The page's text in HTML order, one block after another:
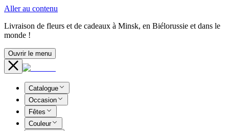
Aller au contenu
Livraison de fleurs et de cadeaux à Minsk, en Biélorussie et dans le
monde !
Ouvrir le menu
Catalogue
Occasion
Fêtes
Couleur